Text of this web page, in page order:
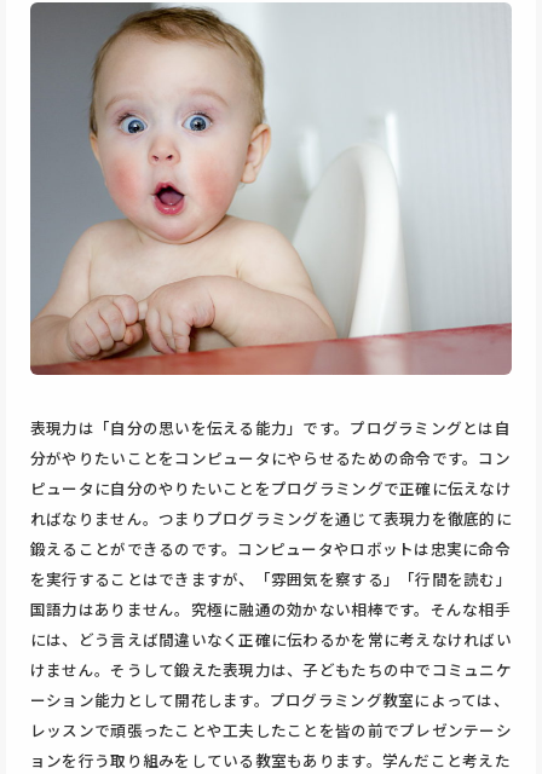
表現力は「自分の思いを伝える能力」です。プログラミングとは自
分がやりたいことをコンピュータにやらせるための命令です。コン
ピュータに自分のやりたいことをプログラミングで正確に伝えなけ
ればなりません。つまりプログラミングを通じて表現力を徹底的に
鍛えることができるのです。コンピュータやロボットは忠実に命令
を実行することはできますが、「雰囲気を察する」「行間を読む」
国語力はありません。究極に融通の効かない相棒です。そんな相手
には、どう言えば間違いなく正確に伝わるかを常に考えなければい
けません。そうして鍛えた表現力は、子どもたちの中でコミュニケ
ーション能力として開花します。プログラミング教室によっては、
レッスンで頑張ったことや工夫したことを皆の前でプレゼンテーシ
ョンを行う取り組みをしている教室もあります。学んだこと考えた